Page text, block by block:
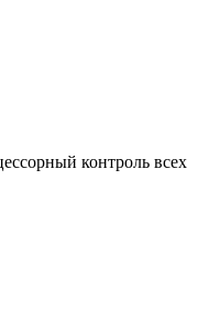
контроль всех